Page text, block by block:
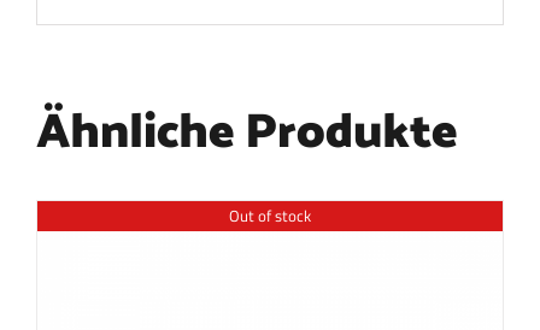
Ähnliche Produkte
Out of stock